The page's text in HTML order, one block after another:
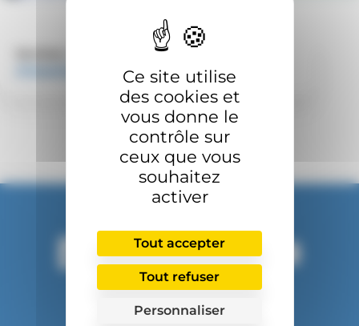
Urgences et SMUR
d’Hospitalisation de Courte Durée (UHCD)
Suivez-nous :
facebook
linkedin
Accès et contact
Marchés publics
Ce site utilise
des cookies et
vous donne le
contrôle sur
ceux que vous
souhaitez
activer
Tout accepter
Tout refuser
Personnaliser